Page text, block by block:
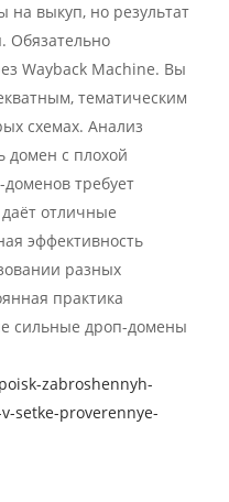
на выкуп, но результат
Обязательно
Wayback Machine. Вы
тематическим
схемах. Анализ
домен с плохой
требует
отличные
эффективность
разных
практика
сильные дроп-домены
zabroshennyh-
setke-proverennye-